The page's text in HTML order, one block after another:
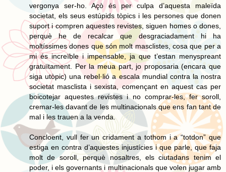
vergonya ser-ho. Açò és per culpa d’aquesta maleïda
societat, els seus estúpids tòpics i les persones que donen
suport i compren aquestes revistes, siguen homes o dones,
perquè he de recalcar que desgraciadament hi ha
moltíssimes dones que són molt masclistes, cosa que per a
mi és increïble i impensable, ja que t’estan menyspreant
gratuïtament. Per la meua part, jo proposaria (encara que
siga utòpic) una rebel·lió a escala mundial contra la nostra
societat masclista i sexista, començant en aquest cas per
boicotejar aquestes revistes i no comprar-les, fer soroll,
cremar-les davant de les multinacionals que ens fan tant de
mal i les trauen a la venda.
Concloent, vull fer un cridament a tothom i a “totdon” que
estiga en contra d’aquestes injustícies i que parle, que faja
molt de soroll, perquè nosaltres, els ciutadans tenim el
poder, i els governants i multinacionals que volen jugar amb